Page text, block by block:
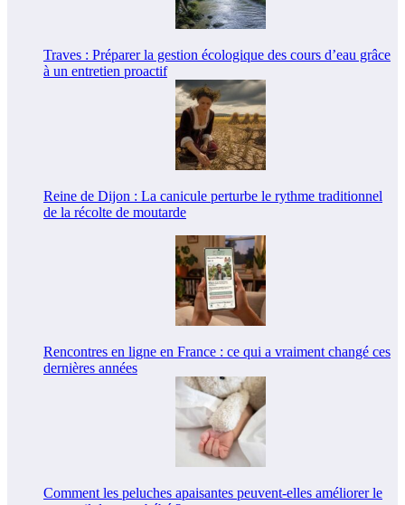
Traves : Préparer la gestion écologique des cours d’eau grâce
à un entretien proactif
Reine de Dijon : La canicule perturbe le rythme traditionnel
de la récolte de moutarde
Rencontres en ligne en France : ce qui a vraiment changé ces
dernières années
Comment les peluches apaisantes peuvent-elles améliorer le